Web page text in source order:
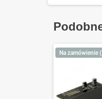
Na zamówienie